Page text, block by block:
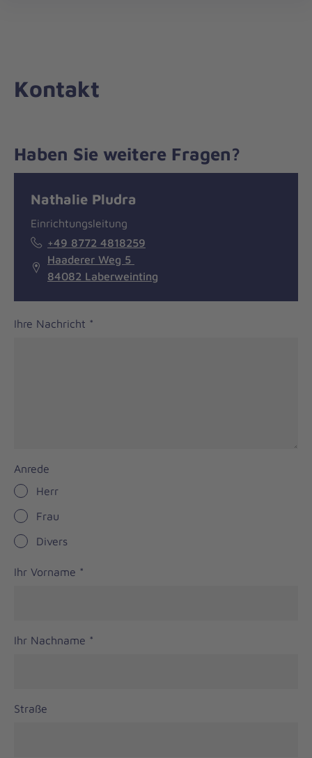
zum
Kontakt
Haben Sie weitere Fragen?
Nathalie Pludra
Einrichtungsleitung
+49 8772 4818259
Haaderer Weg 5
84082 Laberweinting
Ihre Nachricht *
Anrede
Herr
Frau
Divers
Ihr Vorname *
Ihr Nachname *
Straße